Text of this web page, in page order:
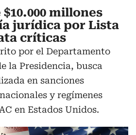
millones
jurídica por Lista
críticas
por el Departamento
la Presidencia, busca
en sanciones
y regímenes
en Estados Unidos.